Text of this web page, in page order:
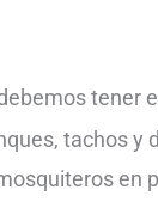
tener
tachos y
en